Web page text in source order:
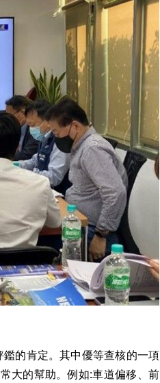
的肯定。其中優等查核的一項
大的幫助。例如:車道偏移、前